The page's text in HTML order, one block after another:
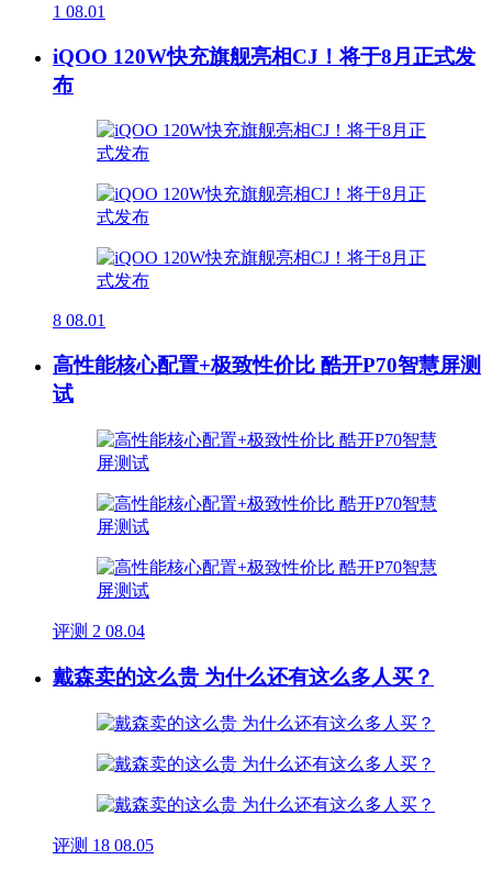
1 08.01
iQOO 120W快充旗舰亮相CJ！将于8月正式发
布
8 08.01
高性能核心配置+极致性价比 酷开P70智慧屏测
试
评测 2 08.04
戴森卖的这么贵 为什么还有这么多人买？
评测 18 08.05